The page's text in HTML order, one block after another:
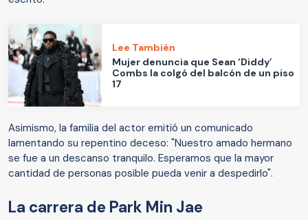
Lee También
Mujer denuncia que Sean ‘Diddy’
Combs la colgó del balcón de un piso
17
Asimismo, la familia del actor emitió un comunicado
lamentando su repentino deceso: "Nuestro amado hermano
se fue a un descanso tranquilo. Esperamos que la mayor
cantidad de personas posible pueda venir a despedirlo".
La carrera de Park Min Jae